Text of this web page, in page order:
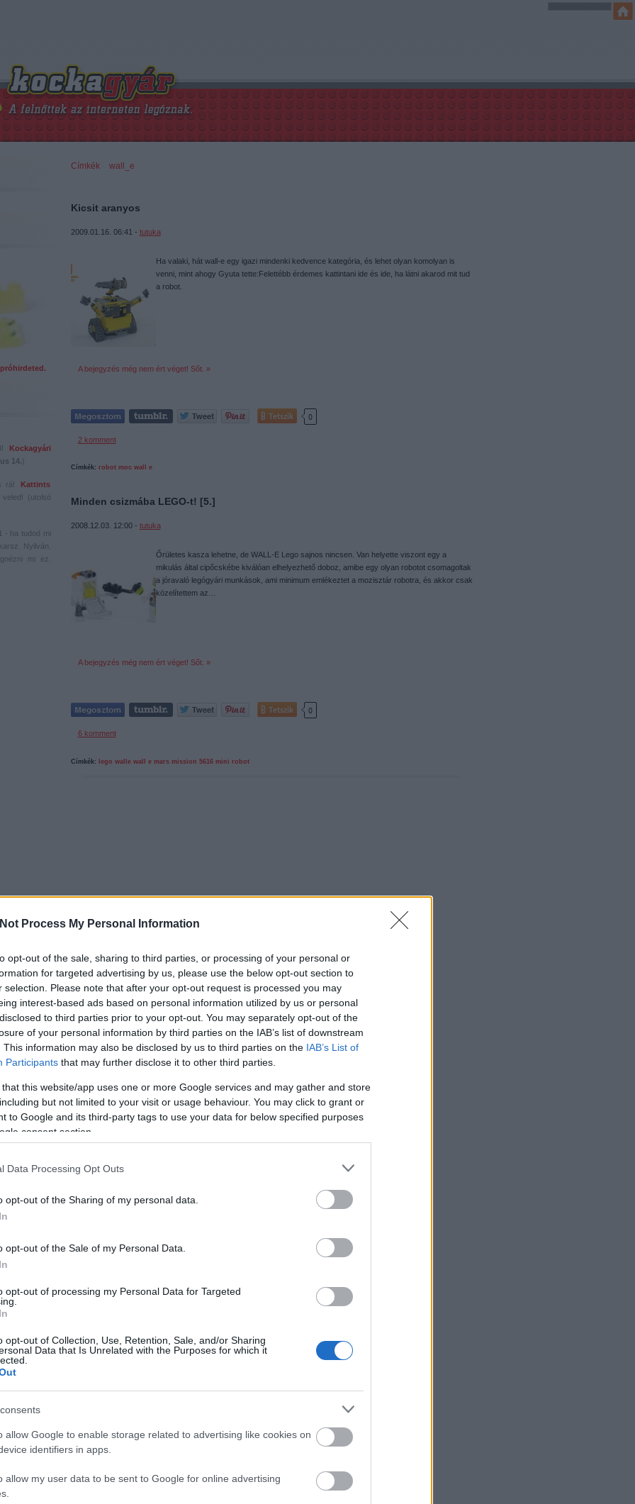
Process My Personal Information
opt-out of the sale, sharing to third parties, or processing of your personal or
for targeted advertising by us, please use the below opt-out section to
selection. Please note that after your opt-out request is processed you may
interest-based ads based on personal information utilized by us or personal
to third parties prior to your opt-out. You may separately opt-out of the
of your personal information by third parties on the IAB’s list of downstream
This information may also be disclosed by us to third parties on the IAB’s List of
Participants that may further disclose it to other third parties.
that this website/app uses one or more Google services and may gather and store
but not limited to your visit or usage behaviour. You may click to grant or
to Google and its third-party tags to use your data for below specified purposes
consent section.
Data Processing Opt Outs
opt-out of the Sharing of my personal data.
opt-out of the Sale of my Personal Data.
opt-out of processing my Personal Data for Targeted
opt-out of Collection, Use, Retention, Sale, and/or Sharing
Data that Is Unrelated with the Purposes for which it
allow Google to enable storage related to advertising like cookies on
identifiers in apps.
allow my user data to be sent to Google for online advertising
Kockagyári
14.)
rá!
Kattints
(utolsó
- ha tudod mi
Nyilván.
mi ez.
nem tudod
kattints!
árak
a piaci
most ilyen
Címkék» wall_e
Kicsit aranyos
2009.01.16. 06:41 - tutuka
Ha valaki, hát wall-e egy igazi mindenki kedvence kategória, és lehet olyan komolyan is
venni, mint ahogy Gyuta tette:Felettébb érdemes kattintani ide és ide, ha látni akarod mit tud
a robot.
A bejegyzés még nem ért véget! Sőt. »
Tetszik 0
2komment
Címkék: robot moc wall e
Minden csizmába LEGO-t! [5.]
2008.12.03. 12:00 - tutuka
Őrületes kasza lehetne, de WALL-E Lego sajnos nincsen. Van helyette viszont egy a
mikulás által cipőcskébe kiválóan elhelyezhető doboz, amibe egy olyan robotot csomagoltak
a jóravaló legógyári munkások, ami minimum emlékeztet a mozisztár robotra, és akkor csak
közelítettem az…
A bejegyzés még nem ért véget! Sőt. »
Tetszik 0
6komment
Címkék: lego walle wall e mars mission 5616 mini robot